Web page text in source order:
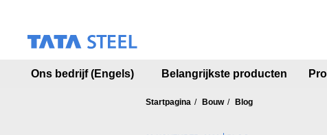
Ons bedrijf (Engels) Belangrijkste producten
Startpagina Bouw Blog